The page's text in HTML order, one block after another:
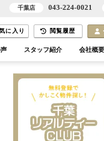
に入り 閲覧履歴
スタッフ紹介 会社概要
千葉店 043-224-0021